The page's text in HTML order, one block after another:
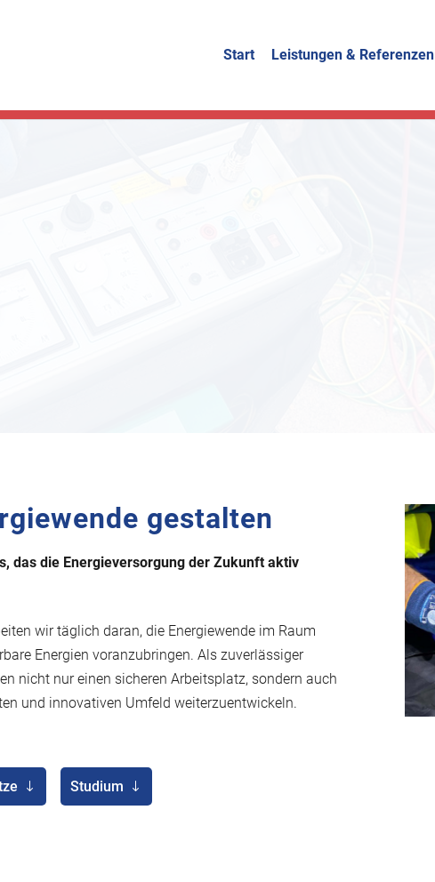
Start Leistungen & Referenzen
gestalten
das die Energieversorgung der Zukunft aktiv
wir täglich daran, die Energiewende im Raum
Energien voranzubringen. Als zuverlässiger
nicht nur einen sicheren Arbeitsplatz, sondern auch
und innovativen Umfeld weiterzuentwickeln.
Studium